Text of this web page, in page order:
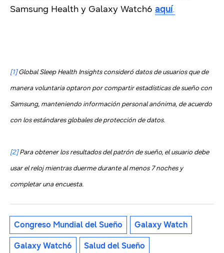
Samsung Health y Galaxy Watch6 aquí.
[1] Global Sleep Health Insights consideró datos de usuarios que de
manera voluntaria optaron por compartir estadísticas de sueño con
Samsung, manteniendo información personal anónima, de acuerdo
con los estándares globales de protección de datos.
[2]Para obtener los resultados del patrón de sueño, el usuario debe
usar el reloj mientras duerme durante al menos 7 noches y
completar una encuesta.
Congreso Mundial del Sueño Galaxy Watch
Galaxy Watch6 Salud del Sueño